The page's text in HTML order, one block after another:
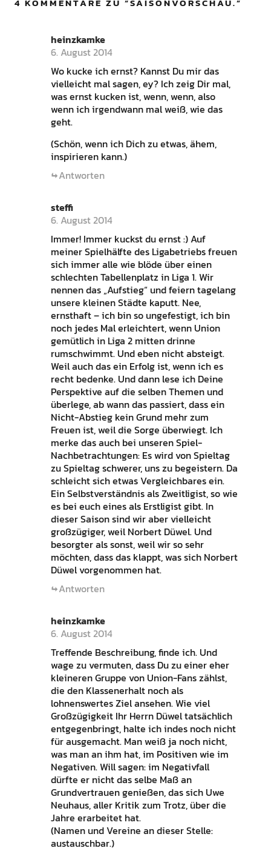
heinzkamke
6. August 2014
Wo kucke ich ernst? Kannst Du mir das
vielleicht mal sagen, ey? Ich zeig Dir mal,
was ernst kucken ist, wenn, wenn, also
wenn ich irgendwann mal weiß, wie das
geht.
(Schön, wenn ich Dich zu etwas, ähem,
inspirieren kann.)
Antworten
steffi
6. August 2014
Immer! Immer kuckst du ernst :) Auf
meiner Spielhälfte des Ligabetriebs freuen
sich immer alle wie blöde über einen
schlechten Tabellenplatz in Liga 1. Wir
nennen das „Aufstieg“ und feiern tagelang
unsere kleinen Städte kaputt. Nee,
ernsthaft – ich bin so ungefestigt, ich bin
noch jedes Mal erleichtert, wenn Union
gemütlich in Liga 2 mitten drinne
rumschwimmt. Und eben nicht absteigt.
Weil auch das ein Erfolg ist, wenn ich es
recht bedenke. Und dann lese ich Deine
Perspektive auf die selben Themen und
überlege, ab wann das passiert, dass ein
Nicht-Abstieg kein Grund mehr zum
Freuen ist, weil die Sorge überwiegt. Ich
merke das auch bei unseren Spiel-
Nachbetrachtungen: Es wird von Spieltag
zu Spieltag schwerer, uns zu begeistern. Da
schleicht sich etwas Vergleichbares ein.
Ein Selbstverständnis als Zweitligist, so wie
es bei euch eines als Erstligist gibt. In
dieser Saison sind wir aber vielleicht
großzügiger, weil Norbert Düwel. Und
besorgter als sonst, weil wir so sehr
möchten, dass das klappt, was sich Norbert
Düwel vorgenommen hat.
Antworten
heinzkamke
6. August 2014
Treffende Beschreibung, finde ich. Und
wage zu vermuten, dass Du zu einer eher
kleineren Gruppe von Union-Fans zählst,
die den Klassenerhalt noch als
lohnenswertes Ziel ansehen. Wie viel
Großzügigkeit Ihr Herrn Düwel tatsächlich
entgegenbringt, halte ich indes noch nicht
für ausgemacht. Man weiß ja noch nicht,
was man an ihm hat, im Positiven wie im
Negativen. Will sagen: im Negativfall
dürfte er nicht das selbe Maß an
Grundvertrauen genießen, das sich Uwe
Neuhaus, aller Kritik zum Trotz, über die
Jahre erarbeitet hat.
(Namen und Vereine an dieser Stelle:
austauschbar.)